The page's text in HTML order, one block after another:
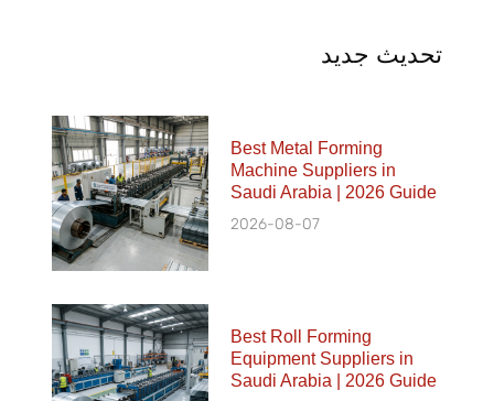
تحديث جديد
Best Metal Forming
Machine Suppliers in
Saudi Arabia | 2026 Guide
2026-08-07
Best Roll Forming
Equipment Suppliers in
Saudi Arabia | 2026 Guide